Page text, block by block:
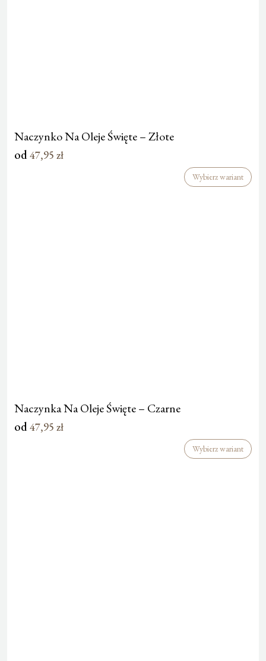
Naczynko Na Oleje Święte – Złote
od47,95 zł
Wybierz wariant
Naczynka Na Oleje Święte – Czarne
od47,95 zł
Wybierz wariant